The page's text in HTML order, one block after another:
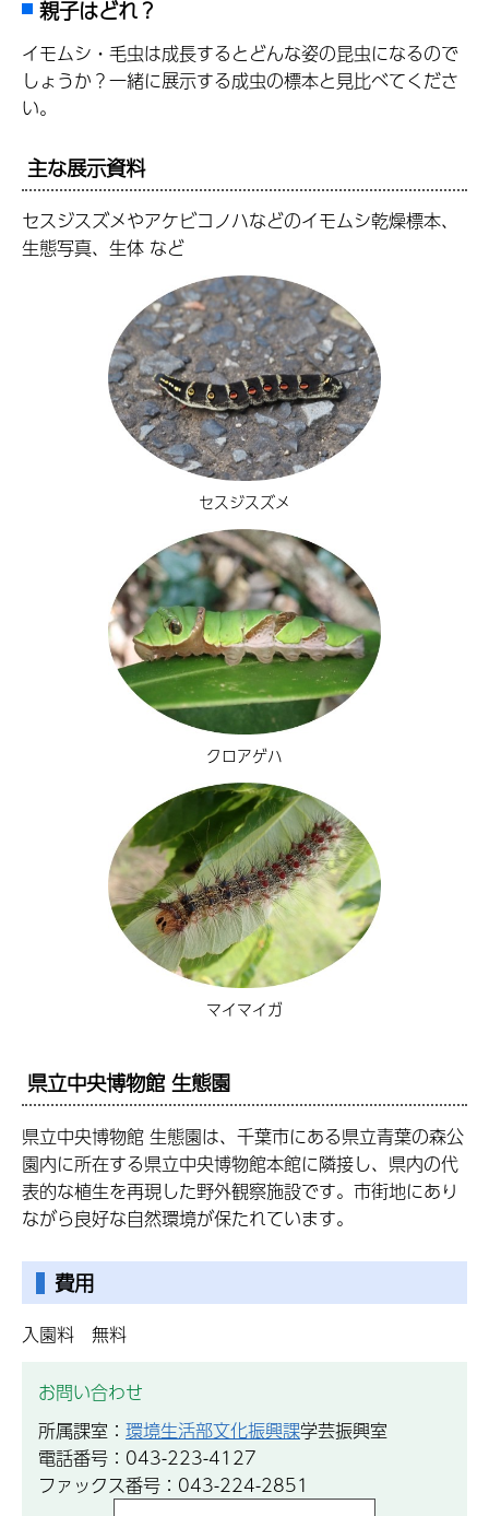
親子はどれ？
イモムシ・毛虫は成長するとどんな姿の昆虫になるので
しょうか？一緒に展示する成虫の標本と見比べてくださ
い。
主な展示資料
セスジスズメやアケビコノハなどのイモムシ乾燥標本、
生態写真、生体 など
セスジスズメ
クロアゲハ
マイマイガ
県立中央博物館 生態園
県立中央博物館 生態園は、千葉市にある県立青葉の森公
園内に所在する県立中央博物館本館に隣接し、県内の代
表的な植生を再現した野外観察施設です。市街地にあり
ながら良好な自然環境が保たれています。
費用
入園料 無料
お問い合わせ
所属課室： 環境生活部文化振興課学芸振興室
電話番号：043-223-4127
ファックス番号：043-224-2851